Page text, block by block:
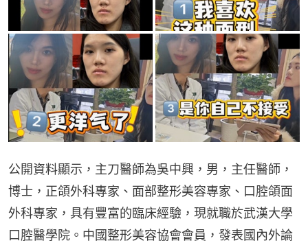
公開資料顯示，主刀醫師為吳中興，男，主任醫師，
博士，正頜外科專家、面部整形美容專家、口腔頜面
外科專家，具有豐富的臨床經驗，現就職於武漢大學
口腔醫學院。中國整形美容協會會員，發表國內外論